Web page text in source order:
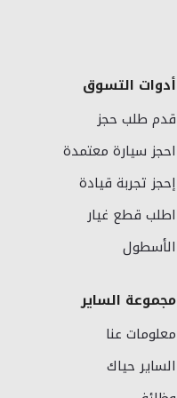
أدوات التسوق
قدم طلب حجز
احجز سيارة معتمدة
إحجز تجربة قيادة
اطلب قطع غيار
الأسطول
مجموعة الساير
معلومات عنا
الساير حياك